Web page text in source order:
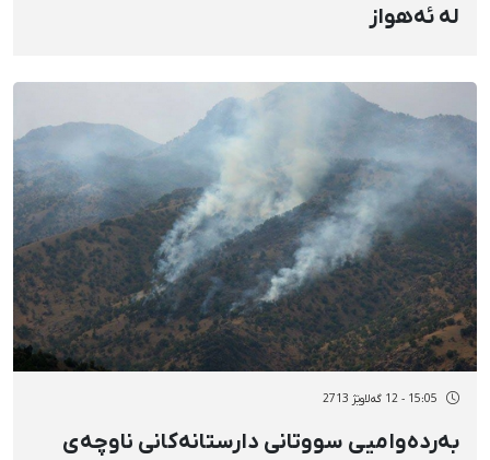
لە ئەهواز
15:05 - 12 گەلاوێژ 2713
بەردەوامیی سووتانی دارستانەکانی ناوچەی